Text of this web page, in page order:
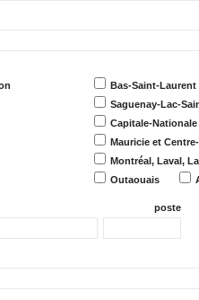
Bas-Saint-Laurent
Saguenay-Lac-
Capitale-
Mauricie et
Montréal, Laval,
Outaouais
poste